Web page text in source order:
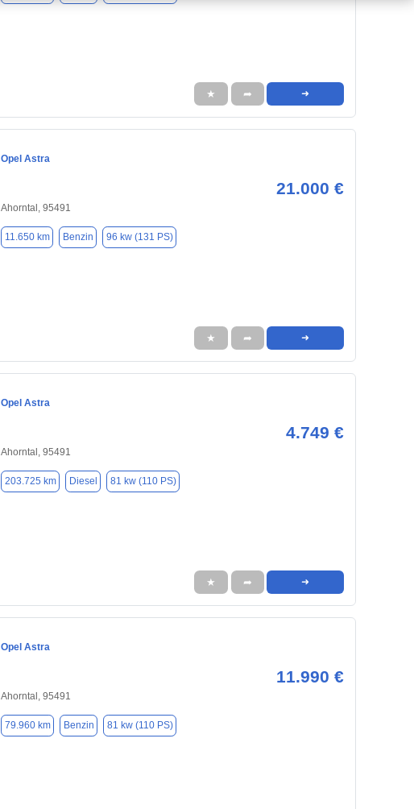
★ ➦ ➜
Opel Astra
21.000 €
Ahorntal, 95491
11.650 km Benzin 96 kw (131 PS)
★ ➦ ➜
Opel Astra
4.749 €
Ahorntal, 95491
203.725 km Diesel 81 kw (110 PS)
★ ➦ ➜
Opel Astra
11.990 €
Ahorntal, 95491
79.960 km Benzin 81 kw (110 PS)